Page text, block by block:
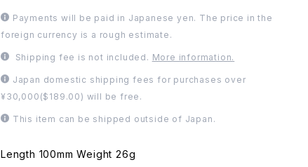
Payments will be paid in Japanese yen. The price in the
foreign currency is a rough estimate.
Shipping fee is not included. More information.
Japan domestic shipping fees for purchases over
¥30,000($189.00) will be free.
This item can be shipped outside of Japan.
Length 100mm Weight 26g